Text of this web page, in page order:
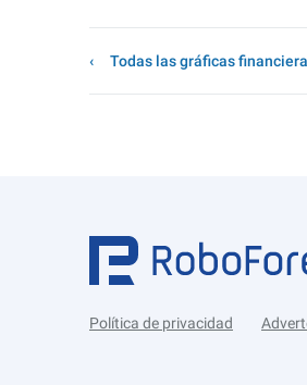
Todas las gráficas
Política de privacidad